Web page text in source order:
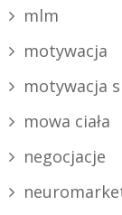
mlm
motywacja
motywacja
mowa ciała
negocjacje